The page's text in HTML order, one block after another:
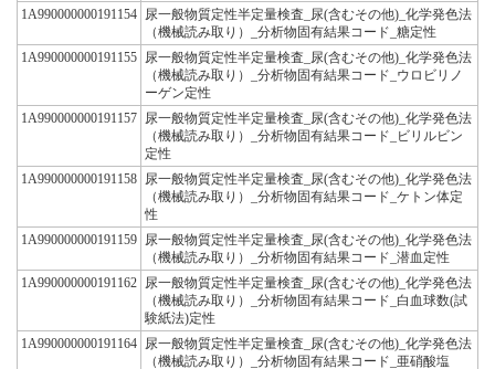
1A990000000191154
尿一般物質定性半定量検査_尿(含むその他)_化学発色法
（機械読み取り）_分析物固有結果コード_糖定性
1A990000000191155
尿一般物質定性半定量検査_尿(含むその他)_化学発色法
（機械読み取り）_分析物固有結果コード_ウロビリノ
ーゲン定性
1A990000000191157
尿一般物質定性半定量検査_尿(含むその他)_化学発色法
（機械読み取り）_分析物固有結果コード_ビリルビン
定性
1A990000000191158
尿一般物質定性半定量検査_尿(含むその他)_化学発色法
（機械読み取り）_分析物固有結果コード_ケトン体定
性
1A990000000191159
尿一般物質定性半定量検査_尿(含むその他)_化学発色法
（機械読み取り）_分析物固有結果コード_潜血定性
1A990000000191162
尿一般物質定性半定量検査_尿(含むその他)_化学発色法
（機械読み取り）_分析物固有結果コード_白血球数(試
験紙法)定性
1A990000000191164
尿一般物質定性半定量検査_尿(含むその他)_化学発色法
（機械読み取り）_分析物固有結果コード_亜硝酸塩